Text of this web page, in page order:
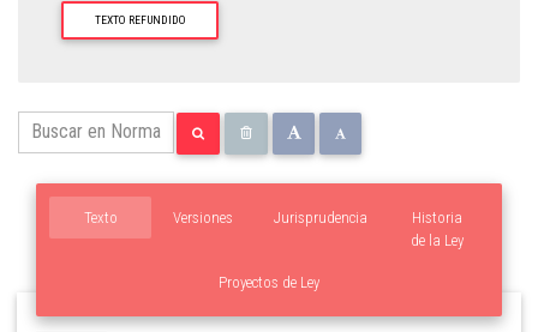
TEXTO REFUNDIDO
Texto Versiones Jurisprudencia
Proyectos de Ley
Historia
de la Ley